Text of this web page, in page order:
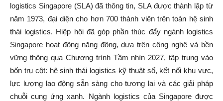
logistics Singapore (SLA) đã thông tin, SLA được thành lập từ
năm 1973, đại diện cho hơn 700 thành viên trên toàn hệ sinh
thái logistics. Hiệp hội đã góp phần thúc đẩy ngành logistics
Singapore hoạt động năng động, dựa trên công nghệ và bền
vững thông qua Chương trình Tầm nhìn 2027, tập trung vào
bốn trụ cột: hệ sinh thái logistics kỹ thuật số, kết nối khu vực,
lực lượng lao động sẵn sàng cho tương lai và các giải pháp
chuỗi cung ứng xanh. Ngành logistics của Singapore được